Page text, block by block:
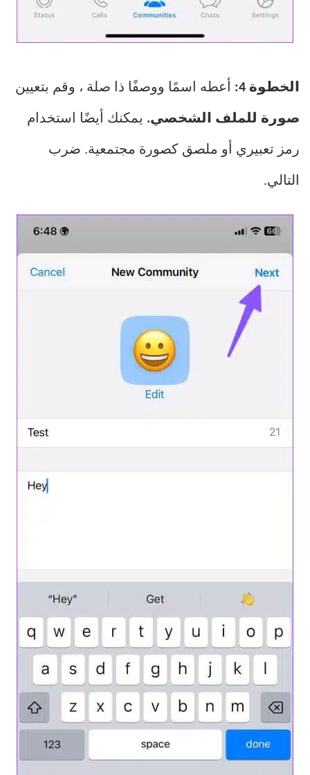
الخطوة 4: أعطه اسمًا ووصفًا ذا صلة ، وقم بتعيين
صورة للملف الشخصي. يمكنك أيضًا استخدام
رمز تعبيري أو ملصق كصورة مجتمعية. ضرب
التالي.